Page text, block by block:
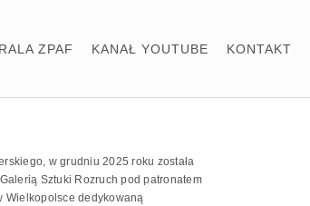
ZPAF KANAŁ YOUTUBE KONTAKT
w grudniu 2025 roku została
Sztuki Rozruch pod patronatem
Wielkopolsce dedykowaną